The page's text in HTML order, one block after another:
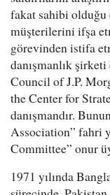
fakat sahibi olduğu
müşterilerini ifşa
görevinden istifa
danışmanlık şirketi
Council of J.P.
the Center for
danışmandır.
Association” fahri
Committee” onur
1971 yılında